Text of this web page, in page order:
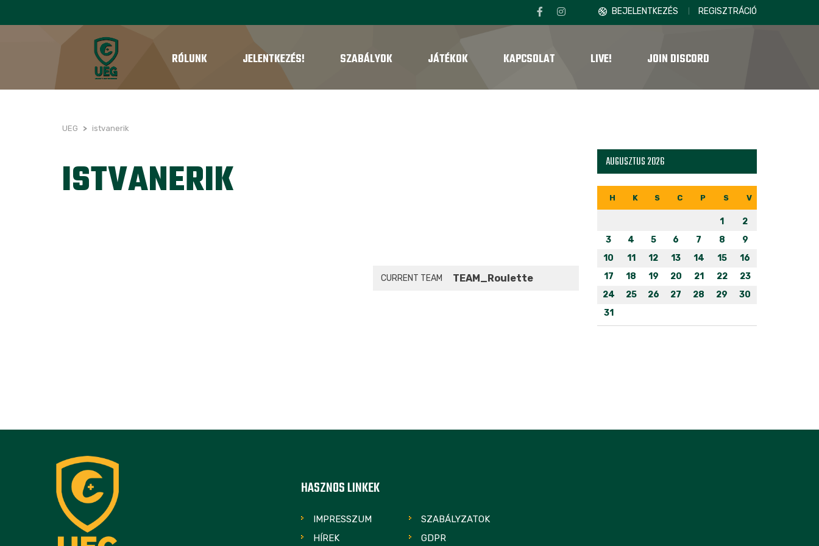
BEJELENTKEZÉS REGISZTRÁCIÓ
RÓLUNK JELENTKEZÉS! SZABÁLYOK JÁTÉKOK KAPCSOLAT LIVE! JOIN DISCORD
UEG > istvanerik
ISTVANERIK
CURRENT TEAM TEAM_Roulette
AUGUSZTUS 2026
H K S C P S V
1
2
3
4 5 6 7 8
9
10
11 12 13 14 15
16
17
18 19 20 21 22
23
24
25 26 27 28 29
30
31
HASZNOS LINKEK
IMPRESSZUM
SZABÁLYZATOK
HÍREK
GDPR